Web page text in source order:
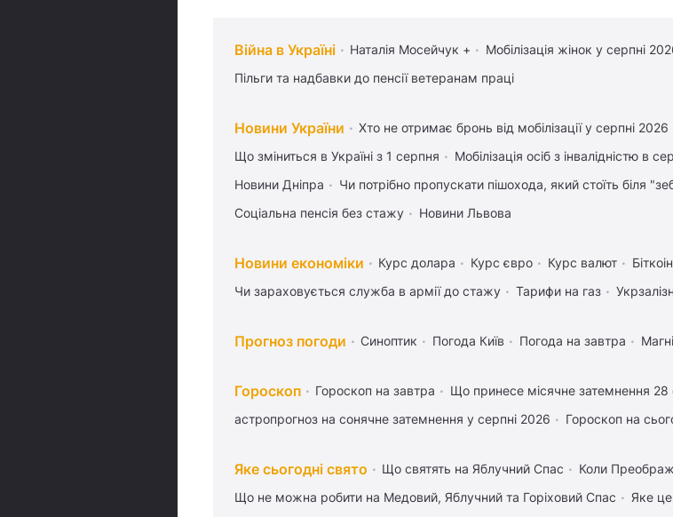
Війна в Україні Наталія Мосейчук + Мобілізація жінок у серпні
Пільги та надбавки до пенсії ветеранам праці
Новини України Хто не отримає бронь від мобілізації у серпні 2026
Що зміниться в Україні з 1 серпня
Мобілізація осіб з інвалідністю в
Новини Дніпра
Чи потрібно пропускати пішохода, який стоїть біля
Соціальна пенсія без стажу
Новини Львова
Новини економіки Курс долара Курс євро Курс валют
Чи зараховується служба в армії до стажу
Тарифи на газ
Прогноз погоди Синоптик Погода Київ Погода на завтра
Гороскоп Гороскоп на завтра Що принесе місячне затемнення 28
астропрогноз на сонячне затемнення у серпні 2026
Гороскоп на
Яке сьогодні свято Що святять на Яблучний Спас Коли
Що не можна робити на Медовий, Яблучний та Горіховий Спас
Яке